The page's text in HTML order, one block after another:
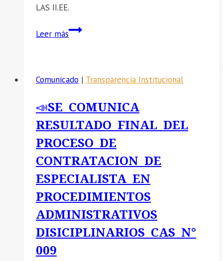
LAS II.EE.
Leer más📣
TALLER
SOPORTE
EMOCIONAL
PARA
DIRECTORES
DE
LAS
II.EE.
Comunicado | Transparencia Institucional
📣SE COMUNICA
RESULTADO FINAL DEL
PROCESO DE
CONTRATACION DE
ESPECIALISTA EN
PROCEDIMIENTOS
ADMINISTRATIVOS
DISICIPLINARIOS CAS N°
009